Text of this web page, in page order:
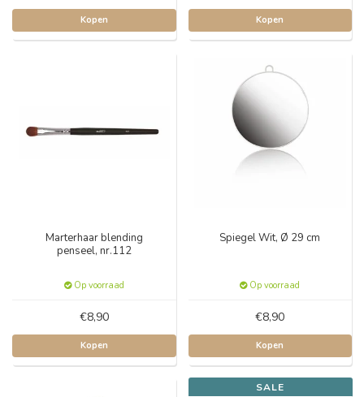
Kopen Kopen
Marterhaar blending
penseel, nr.112
Op voorraad
€8,90
Kopen
Spiegel Wit, Ø 29 cm
Op voorraad
€8,90
Kopen
SALE